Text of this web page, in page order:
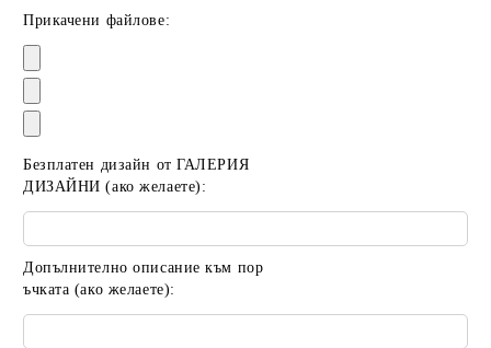
Прикачени файлове:
Безплатен дизайн от ГАЛЕРИЯ
ДИЗАЙНИ (ако желаете):
Допълнително описание към пор
ъчката (ако желаете):